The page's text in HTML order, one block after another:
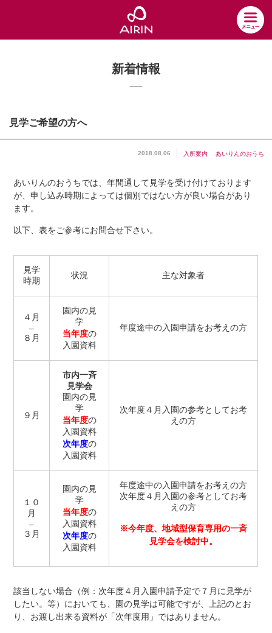
新着情報
見学ご希望の方へ
2018.08.06 入所案内 あいりんのおうち
あいりんのおうちでは、年間通して見学を受け付けております
が、申し込み時期によっては個別ではない方が良い場合があり
ます。
以下、表をご参考にお問合せ下さい。
見学
時期
状況 主な対象者
４月
–
８月
園内の見
学
当年度の
入園資料
年度途中の入園申請をお考えの方
９月
市内一斉
見学会
園内の見
学
当年度の
入園資料
次年度の
入園資料
次年度４月入園の参考としてお考
えの方
１０
月
–
３月
園内の見
学
当年度の
入園資料
次年度の
入園資料
年度途中の入園申請をお考えの方
次年度４月入園の参考としてお考
えの方
※今年度、地域型保育専用の一斉
見学会を検討中。
該当しない場合（例：次年度４月入園申請予定で７月に見学が
したい。等）においても、園の見学は可能ですが、上記のとお
り、お渡し出来る資料が「次年度用」ではありません。